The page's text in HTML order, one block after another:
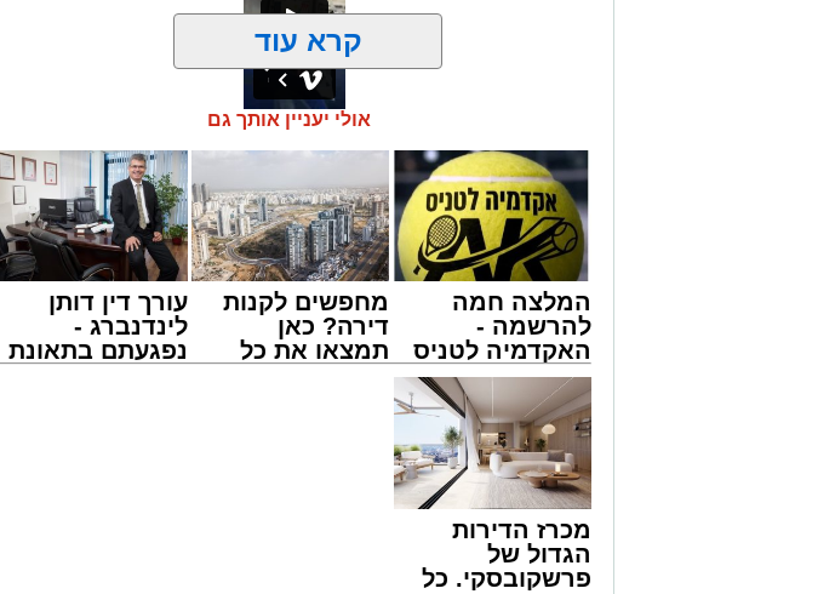
אירוע חמור ומפחיד התרחש בקו 881 בנסיעה מאשדוד למודיעין, לאחר שוויכוח
רבה בקרב הנוסעים. הסיפור והתיעוד פורסמו לראשונה בקבוצות חמ"ל אשדוד.
על פי העדויות מהשטח, הנהג, שהתעצבן במהלך הנסיעה על אחד הנוסעים, איבד
שליטה ובצעד דרמטי ואלים ניפץ את שמשת האוטובוס.
המעשה האלים גרם להתרסקות זכוכיות ולרגעים של אימה בתוך כלי הרכב. ילדים
רבים ונוסעים אחרים שהיו על האוטובוס לקו בטראומה, פרצו בבכי היסטרי ונאלצו
לחוות רגעים של חרדה עמוקה בעיצומה של הנסיעה בכביש.
בעקבות פניות דחופות ודיווחים שהעבירו הנוסעים המבוהלים למוקדי החירום,
כוחות משטרה הוזעקו לזירה ועצרו את האוטובוס בהמשך המסלול כדי לטפל
באירוע ולתחקר את המעורבים.
מעוניינים להגיב? לדווח ? צרו איתנו קשר במייל -
קרא עוד
אולי יעניין אותך גם
המלצה חמה
להרשמה -
האקדמיה לטניס
באשדוד של
אלפרד
קריאולנסקי -
לילדים
מחפשים לקנות
דירה? כאן
תמצאו את כל
עורך דין דותן
לינדנברג -
נפגעתם בתאונת
מכרז הדירות
הגדול של
פרשקובסקי. כל